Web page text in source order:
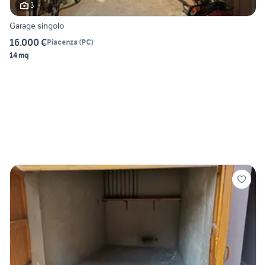
3
Garage singolo
16.000 €Piacenza (PC)
14 mq